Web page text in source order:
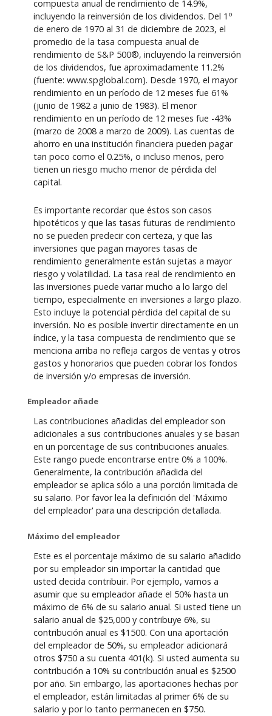
compuesta anual de rendimiento de 14.9%,
incluyendo la reinversión de los dividendos. Del 1 o
de enero de 1970 al 31 de diciembre de 2023, el
promedio de la tasa compuesta anual de
rendimiento de S&P 500®, incluyendo la reinversión
de los dividendos, fue aproximadamente 11.2%
(fuente: www.spglobal.com). Desde 1970, el mayor
rendimiento en un período de 12 meses fue 61%
(junio de 1982 a junio de 1983). El menor
rendimiento en un período de 12 meses fue -43%
(marzo de 2008 a marzo de 2009). Las cuentas de
ahorro en una institución financiera pueden pagar
tan poco como el 0.25%, o incluso menos, pero
tienen un riesgo mucho menor de pérdida del
capital.
Es importante recordar que éstos son casos
hipotéticos y que las tasas futuras de rendimiento
no se pueden predecir con certeza, y que las
inversiones que pagan mayores tasas de
rendimiento generalmente están sujetas a mayor
riesgo y volatilidad. La tasa real de rendimiento en
las inversiones puede variar mucho a lo largo del
tiempo, especialmente en inversiones a largo plazo.
Esto incluye la potencial pérdida del capital de su
inversión. No es posible invertir directamente en un
índice, y la tasa compuesta de rendimiento que se
menciona arriba no refleja cargos de ventas y otros
gastos y honorarios que pueden cobrar los fondos
de inversión y/o empresas de inversión.
Empleador añade
Las contribuciones añadidas del empleador son
adicionales a sus contribuciones anuales y se basan
en un porcentage de sus contribuciones anuales.
Este rango puede encontrarse entre 0% a 100%.
Generalmente, la contribución añadida del
empleador se aplica sólo a una porción limitada de
su salario. Por favor lea la definición del 'Máximo
del empleador' para una descripción detallada.
Máximo del empleador
Este es el porcentaje máximo de su salario añadido
por su empleador sin importar la cantidad que
usted decida contribuir. Por ejemplo, vamos a
asumir que su empleador añade el 50% hasta un
máximo de 6% de su salario anual. Si usted tiene un
salario anual de $25,000 y contribuye 6%, su
contribución anual es $1500. Con una aportación
del empleador de 50%, su empleador adicionará
otros $750 a su cuenta 401(k). Si usted aumenta su
contribución a 10% su contribución anual es $2500
por año. Sin embargo, las aportaciones hechas por
el empleador, están limitadas al primer 6% de su
salario y por lo tanto permanecen en $750.